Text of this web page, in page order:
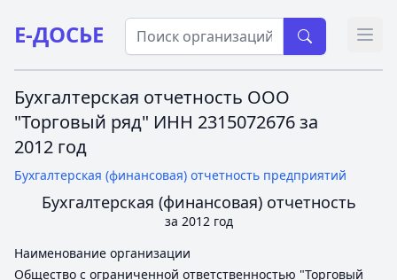
Е-ДОСЬЕ
Бухгалтерская отчетность ООО
"Торговый ряд" ИНН 2315072676 за
2012 год
Бухгалтерская (финансовая) отчетность предприятий
Бухгалтерская (финансовая) отчетность
за 2012 год
Наименование организации
Общество с ограниченной ответственностью "Торговый